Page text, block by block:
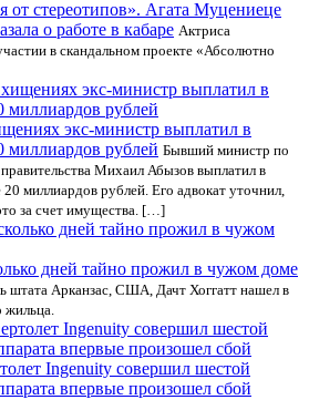
от стереотипов». Агата Муцениеце
о работе в кабаре Актриса
в скандальном проекте «Абсолютно
экс-министр выплатил в
миллиардов рублей Бывший министр по
Михаил Абызов выплатил в
миллиардов рублей. Его адвокат уточнил,
за счет имущества. […]
дней тайно прожил в чужом доме
штата Арканзас, США, Дачт Хоггатт нашел в
жильца.
Ingenuity совершил шестой
впервые произошел сбой